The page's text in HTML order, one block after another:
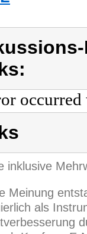
inklusive
Meinung
als